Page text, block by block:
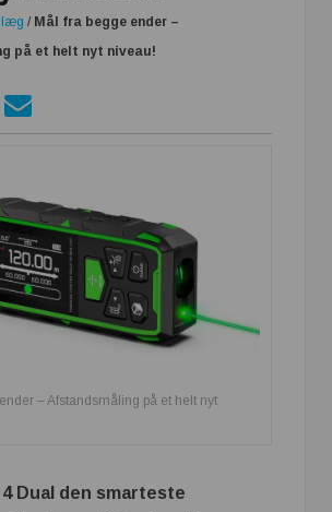
/ Mål fra begge ender –
på et helt nyt niveau!
– Afstandsmåling på et helt nyt
4 Dual den smarteste